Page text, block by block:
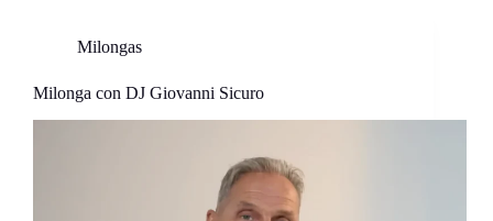
Milongas
Milonga con DJ Giovanni Sicuro